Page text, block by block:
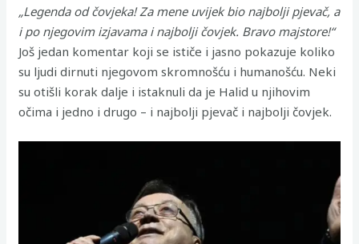
„Legenda od čovjeka! Za mene uvijek bio najbolji pjevač, a
i po njegovim izjavama i najbolji čovjek. Bravo majstore!“
Još jedan komentar koji se ističe i jasno pokazuje koliko
su ljudi dirnuti njegovom skromnošću i humanošću. Neki
su otišli korak dalje i istaknuli da je Halid u njihovim
očima i jedno i drugo – i najbolji pjevač i najbolji čovjek.